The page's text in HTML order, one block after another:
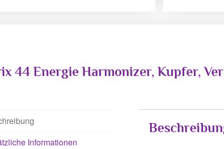
44 Energie Harmonizer, Kupfer,
Informationen